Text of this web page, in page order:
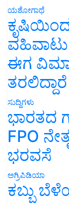
ಯಶೋಗಾಥೆ
ಈಗ
ಸುದ್ದಿಗಳು
ಭಾರತದ
FPO
ಭರವಸೆ
ಅಗ್ರಿಪಿಡಿಯಾ
ಕಬ್ಬು